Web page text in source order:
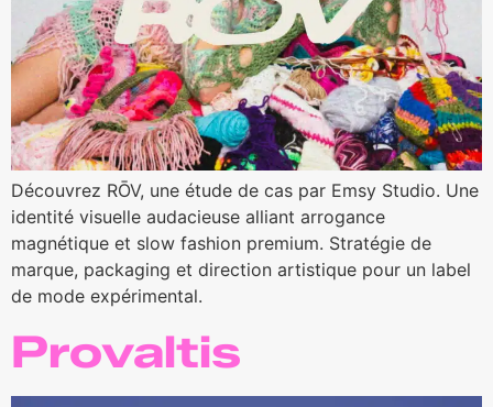
Découvrez RŌV, une étude de cas par Emsy Studio. Une
identité visuelle audacieuse alliant arrogance
magnétique et slow fashion premium. Stratégie de
marque, packaging et direction artistique pour un label
de mode expérimental.
Provaltis